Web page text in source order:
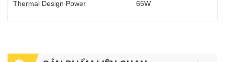
Thermal Design Power 65W